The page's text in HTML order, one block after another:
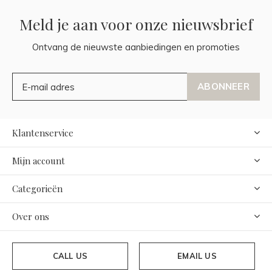
Meld je aan voor onze nieuwsbrief
Ontvang de nieuwste aanbiedingen en promoties
ABONNEER
Klantenservice
Mijn account
Categorieën
Over ons
CALL US EMAIL US